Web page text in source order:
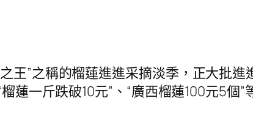
王”之稱的榴蓮進進采摘淡季，正大批進
蓮一斤跌破10元”、“廣西榴蓮100元5個